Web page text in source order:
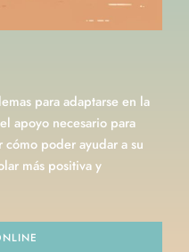
para adaptarse en la
apoyo necesario para
poder ayudar a su
más positiva y